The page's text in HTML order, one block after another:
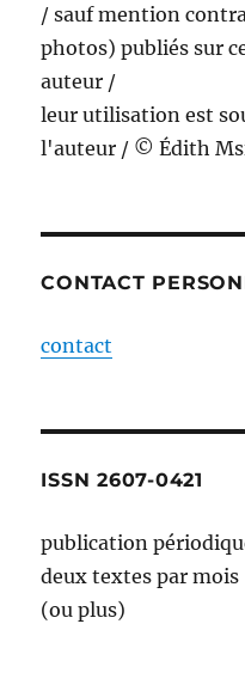
/ sauf mention
photos) publiés sur
auteur /
leur utilisation est
l'auteur / © Édith
CONTACT
contact
ISSN 2607-0421
publication
deux textes par mois
(ou plus)